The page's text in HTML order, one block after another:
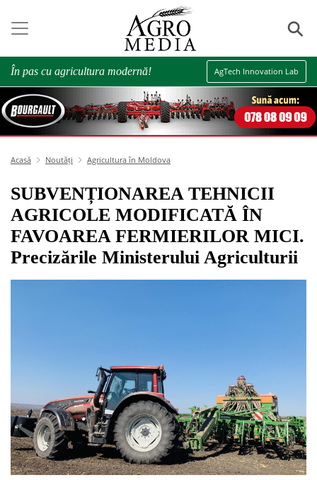
⚲
În pas cu agricultura modernă! AgTech Innovation Lab
Acasă Noutăți Agricultura în Moldova
SUBVENȚIONAREA TEHNICII
AGRICOLE MODIFICATĂ ÎN
FAVOAREA FERMIERILOR MICI.
Precizările Ministerului Agriculturii